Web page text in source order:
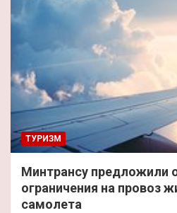
ТУРИЗМ
Минтрансу предложили
ограничения на провоз
самолета